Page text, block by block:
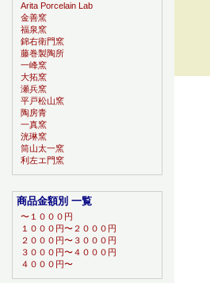
Arita Porcelain Lab
金善窯
福泉窯
錦右衛門窯
藤巻製陶所
一峰窯
大拓窯
瀬兵窯
平戸松山窯
陶房青
一真窯
洸琳窯
筒山太一窯
利左エ門窯
商品金額別 一覧
〜１０００円
１０００円〜２０００円
２０００円〜３０００円
３０００円〜４０００円
４０００円〜